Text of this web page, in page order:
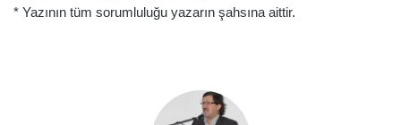
* Yazının tüm sorumluluğu yazarın şahsına aittir.